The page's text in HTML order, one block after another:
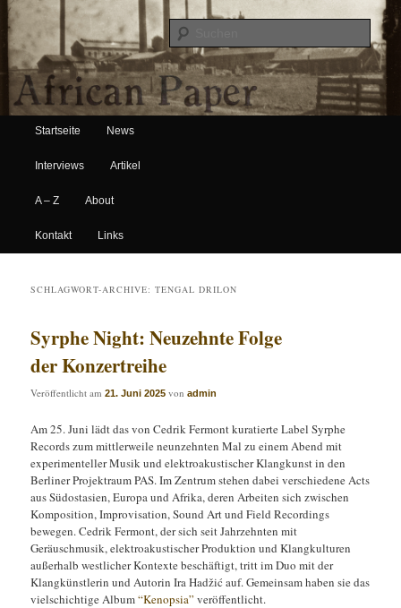
African Paper
Hauptmenü
Zum Inhalt wechseln
Zum sekundären Inhalt wechseln
Startseite News
Interviews Artikel
A – Z About
Kontakt Links
SCHLAGWORT-ARCHIVE:TENGAL DRILON
Syrphe Night: Neuzehnte Folge
der Konzertreihe
Veröffentlicht am21. Juni 2025 vonadmin
Am 25. Juni lädt das von Cedrik Fermont kuratierte Label Syrphe
Records zum mittlerweile neunzehnten Mal zu einem Abend mit
experimenteller Musik und elektroakustischer Klangkunst in den
Berliner Projektraum PAS. Im Zentrum stehen dabei verschiedene Acts
aus Südostasien, Europa und Afrika, deren Arbeiten sich zwischen
Komposition, Improvisation, Sound Art und Field Recordings
bewegen. Cedrik Fermont, der sich seit Jahrzehnten mit
Geräuschmusik, elektroakustischer Produktion und Klangkulturen
außerhalb westlicher Kontexte beschäftigt, tritt im Duo mit der
Klangkünstlerin und Autorin Ira Hadžić auf. Gemeinsam haben sie das
vielschichtige Album“Kenopsia”veröffentlicht.